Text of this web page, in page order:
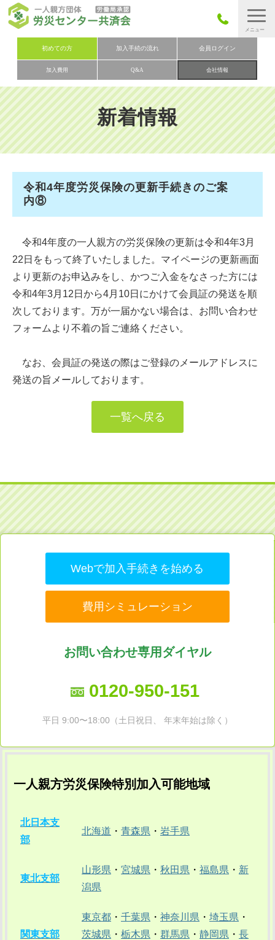
初めての方 加入手続の流れ 会員ログイン
加入費用 Q&A 会社情報
労災保険とは
労災保険の取りまとめ
労災保険加入手続きの流れ
加入費用
加入申込み
お問い合わせ
新着情報
令和4年度労災保険の更新手続きのご案
内⑧
令和4年度の一人親方の労災保険の更新は令和4年3月
22日をもって終了いたしました。マイページの更新画面
より更新のお申込みをし、かつご入金をなさった方には
令和4年3月12日から4月10日にかけて会員証の発送を順
次しております。万が一届かない場合は、お問い合わせ
フォームより不着の旨ご連絡ください。
なお、会員証の発送の際はご登録のメールアドレスに
発送の旨メールしております。
一覧へ戻る
Webで加入手続きを始める
費用シミュレーション
お問い合わせ専用ダイヤル
0120-950-151
平日 9:00〜18:00（土日祝日、 年末年始は除く）
一人親方労災保険特別加入可能地域
北日本支
部
北海道 ・ 青森県 ・ 岩手県
東北支部
山形県 ・ 宮城県 ・ 秋田県 ・ 福島県 ・ 新
潟県
関東支部
東京都 ・ 千葉県 ・ 神奈川県 ・ 埼玉県 ・
茨城県 ・ 栃木県 ・ 群馬県 ・ 静岡県 ・ 長